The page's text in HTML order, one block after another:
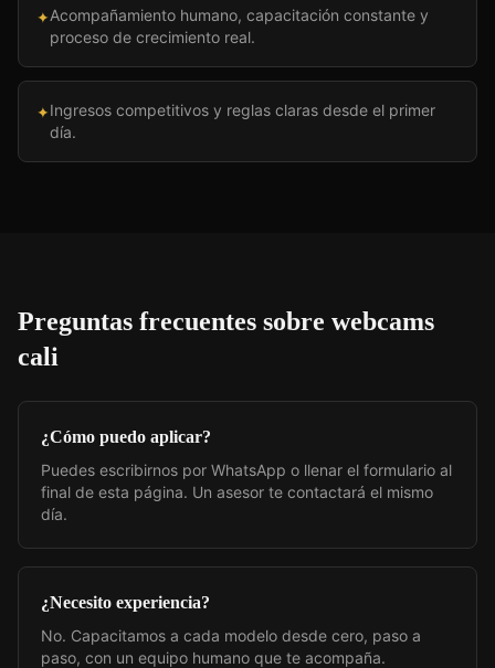
✦Acompañamiento humano, capacitación constante y
proceso de crecimiento real.
✦Ingresos competitivos y reglas claras desde el primer
día.
Preguntas frecuentes sobre webcams
cali
¿Cómo puedo aplicar?
Puedes escribirnos por WhatsApp o llenar el formulario al
final de esta página. Un asesor te contactará el mismo
día.
¿Necesito experiencia?
No. Capacitamos a cada modelo desde cero, paso a
paso, con un equipo humano que te acompaña.